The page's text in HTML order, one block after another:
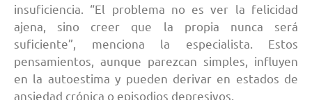
insuficiencia. “El problema no es ver la felicidad
ajena, sino creer que la propia nunca será
suficiente”, menciona la especialista. Estos
pensamientos, aunque parezcan simples, influyen
en la autoestima y pueden derivar en estados de
ansiedad crónica o episodios depresivos.